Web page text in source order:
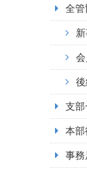
全
支部
本部
事務